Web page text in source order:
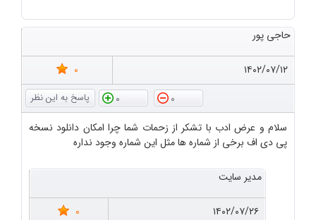
حاجی پور
۱۴۰۲/۰۷/۱۲
0
0
0
سلام و عرض ادب با تشکر از زحمات شما چرا امکان دانلود نسخه
پی دی اف برخی از شماره ها مثل این شماره وجود نداره
مدیر سایت
۱۴۰۲/۰۷/۲۶
0